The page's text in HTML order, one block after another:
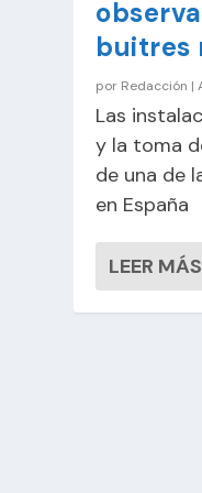
buitres
por Redacción |
Las
y la toma
de una de
en España
LEER MÁS